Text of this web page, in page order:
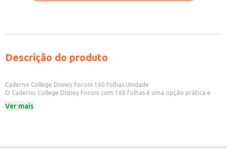
Descrição do produto
Caderno College Disney Foroni 160 folhas Unidade
O Caderno College Disney Foroni com 160 folhas é uma opção prática e
uso prolongado, ideal para estudantes, profissionais que necessitam de
Ver mais